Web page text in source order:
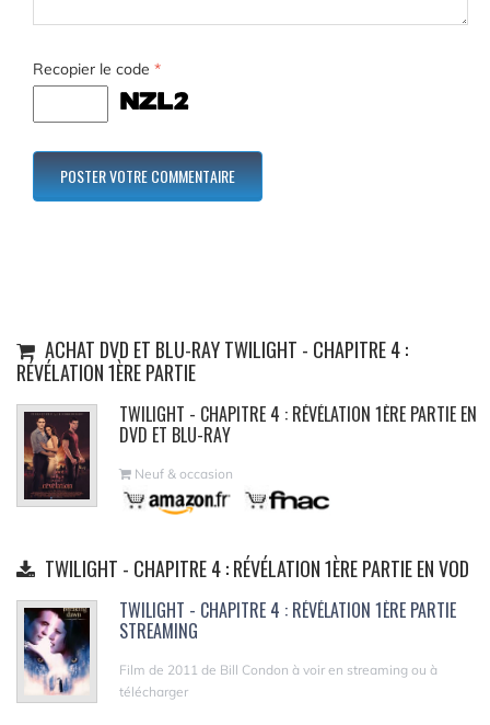
Recopier le code *
ACHAT DVD ET BLU-RAY TWILIGHT - CHAPITRE 4 :
RÉVÉLATION 1ÈRE PARTIE
TWILIGHT - CHAPITRE 4 : RÉVÉLATION 1ÈRE PARTIE EN
DVD ET BLU-RAY
Neuf & occasion
TWILIGHT - CHAPITRE 4 : RÉVÉLATION 1ÈRE PARTIE EN VOD
TWILIGHT - CHAPITRE 4 : RÉVÉLATION 1ÈRE PARTIE
STREAMING
Film de 2011 de Bill Condon à voir en streaming ou à
télécharger